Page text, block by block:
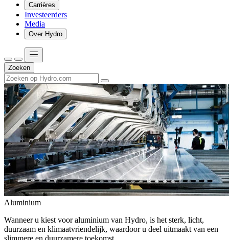
Carrières
Investeerders
Media
Over Hydro
Zoeken
Aluminium
Wanneer u kiest voor aluminium van Hydro, is het sterk, licht,
duurzaam en klimaatvriendelijk, waardoor u deel uitmaakt van een
slimmere en duurzamere toekomst.